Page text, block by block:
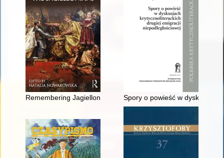
Remembering Jagiellonians in German-speaking lands
Spory o powieść w dyskusjach